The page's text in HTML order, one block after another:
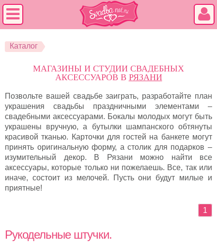
Каталог
МАГАЗИНЫ И СТУДИИ СВАДЕБНЫХ
АКСЕССУАРОВ В РЯЗАНИ
Позвольте вашей свадьбе заиграть, разработайте план
украшения свадьбы праздничными элементами –
свадебными аксессуарами. Бокалы молодых могут быть
украшены вручную, а бутылки шампанского обтянуты
красивой тканью. Карточки для гостей на банкете могут
принять оригинальную форму, а столик для подарков –
изумительный декор. В Рязани можно найти все
аксессуары, которые только ни пожелаешь. Все, так или
иначе, состоит из мелочей. Пусть они будут милые и
приятные!
1
Рукодельные штучки.